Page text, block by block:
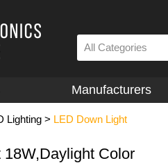
All Categories
Manufacturers
Lighting > LED Down Light
Color